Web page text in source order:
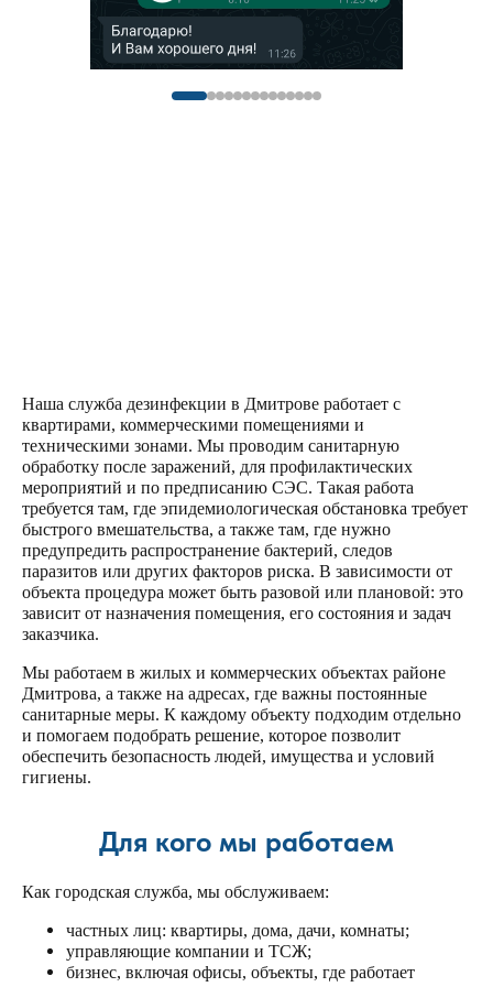
Наша служба дезинфекции в Дмитрове работает с
квартирами, коммерческими помещениями и
техническими зонами. Мы проводим санитарную
обработку после заражений, для профилактических
мероприятий и по предписанию СЭС. Такая работа
требуется там, где эпидемиологическая обстановка требует
быстрого вмешательства, а также там, где нужно
предупредить распространение бактерий, следов
паразитов или других факторов риска. В зависимости от
объекта процедура может быть разовой или плановой: это
зависит от назначения помещения, его состояния и задач
заказчика.
Мы работаем в жилых и коммерческих объектах районе
Дмитрова, а также на адресах, где важны постоянные
санитарные меры. К каждому объекту подходим отдельно
и помогаем подобрать решение, которое позволит
обеспечить безопасность людей, имущества и условий
гигиены.
Для кого мы работаем
Как городская служба, мы обслуживаем:
частных лиц: квартиры, дома, дачи, комнаты;
управляющие компании и ТСЖ;
бизнес, включая офисы, объекты, где работает